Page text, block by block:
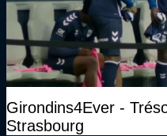
Girondins4Ever -
Strasbourg